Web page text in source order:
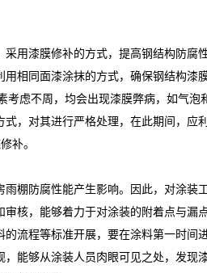
AF-CF658钢筋除锈剂
用漆膜修补的方式，提高钢结构防腐
相同面漆涂抹的方式，确保钢结构漆
虑不周，均会出现漆膜弊病，如气泡
，对其进行严格处理，在此期间，应
补。
棚防腐性能产生影响。因此，对涂装
核，能够着力于对涂装的附着点与漏
流程等标准开展，要在涂料第一时间
能够从涂装人员肉眼可见之处，发现